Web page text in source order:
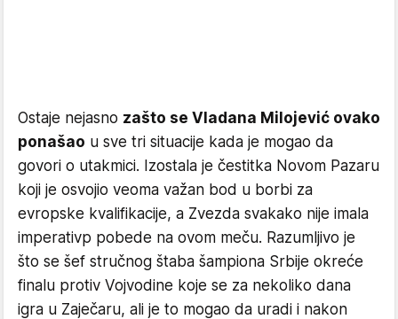
Ostaje nejasno zašto se Vladana Milojević ovako
ponašao u sve tri situacije kada je mogao da
govori o utakmici. Izostala je čestitka Novom Pazaru
koji je osvojio veoma važan bod u borbi za
evropske kvalifikacije, a Zvezda svakako nije imala
imperativp pobede na ovom meču. Razumljivo je
što se šef stručnog štaba šampiona Srbije okreće
finalu protiv Vojvodine koje se za nekoliko dana
igra u Zaječaru, ali je to mogao da uradi i nakon